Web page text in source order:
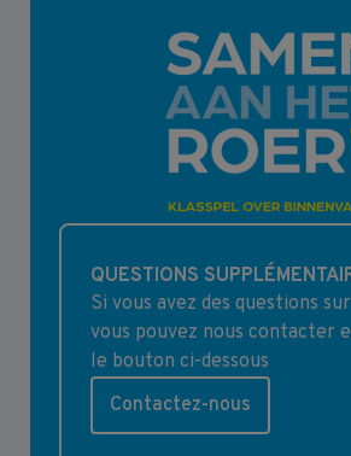
QUESTIONS
Si vous avez des questions
vous pouvez nous contacter
le bouton ci-dessous
Contactez-nous